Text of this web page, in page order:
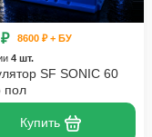
8600 ₽ + БУ
4 шт.
SF SONIC 60
пол
Купить